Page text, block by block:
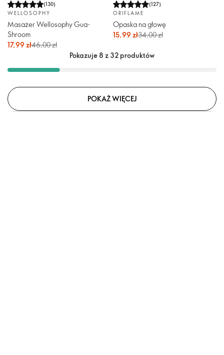
(130)
WELLOSOPHY
Masażer Wellosophy Gua-
Shroom
17,99 zł46,00 zł
(127)
ORIFLAME
Opaska na głowę
15,99 zł34,00 zł
Pokazuje 8 z 32 produktów
POKAŻ WIĘCEJ